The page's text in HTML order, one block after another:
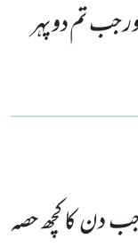
جب تم دوپہر
دن کا کچھ حصہ